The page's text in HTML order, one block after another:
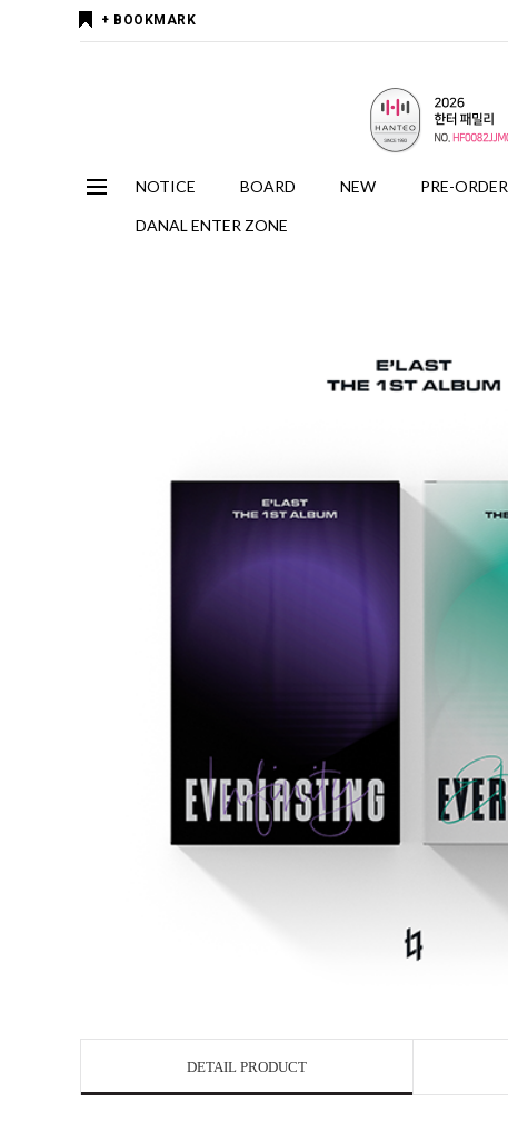
+ BOOKMARK
NOTICE BOARD NEW PRE-ORDER
DANAL ENTER ZONE
DETAIL PRODUCT